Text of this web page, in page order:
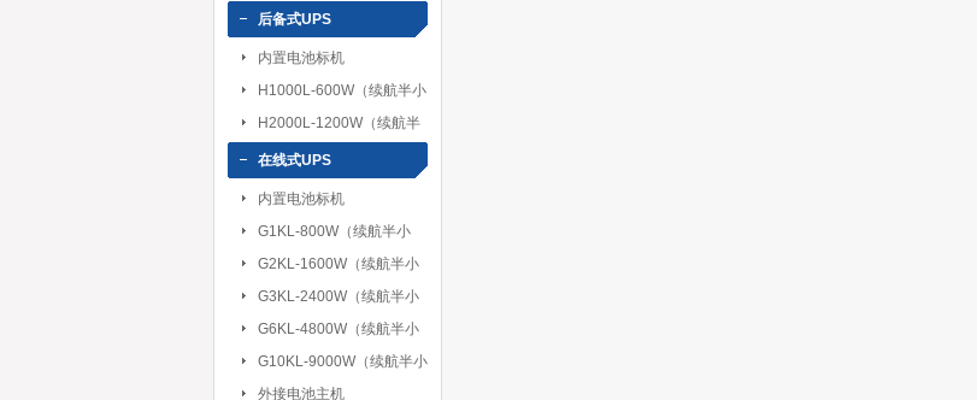
后备式UPS
内置电池标机
H1000L-600W（续航半小
时-8小时）
H2000L-1200W（续航半
小时-8小时）
在线式UPS
内置电池标机
G1KL-800W（续航半小
时-8小时）
G2KL-1600W（续航半小
时-8小时）
G3KL-2400W（续航半小
时-8小时）
G6KL-4800W（续航半小
时-8小时）
G10KL-9000W（续航半小
时-8小时）
外接电池主机